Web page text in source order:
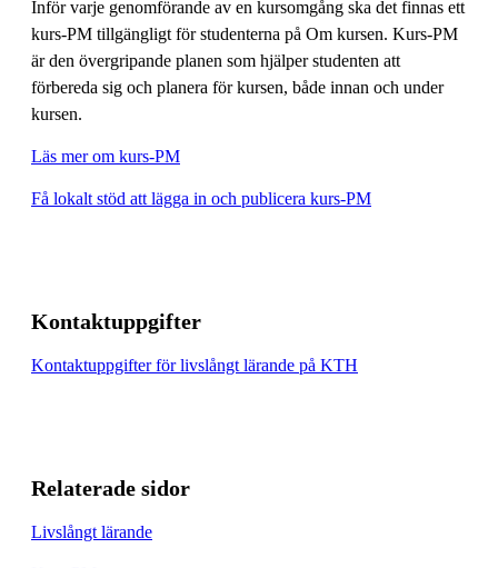
Inför varje genomförande av en kursomgång ska det finnas ett
kurs-PM tillgängligt för studenterna på Om kursen. Kurs-PM
är den övergripande planen som hjälper studenten att
förbereda sig och planera för kursen, både innan och under
kursen.
Läs mer om kurs-PM
Få lokalt stöd att lägga in och publicera kurs-PM
Kontaktuppgifter
Kontaktuppgifter för livslångt lärande på KTH
Relaterade sidor
Livslångt lärande